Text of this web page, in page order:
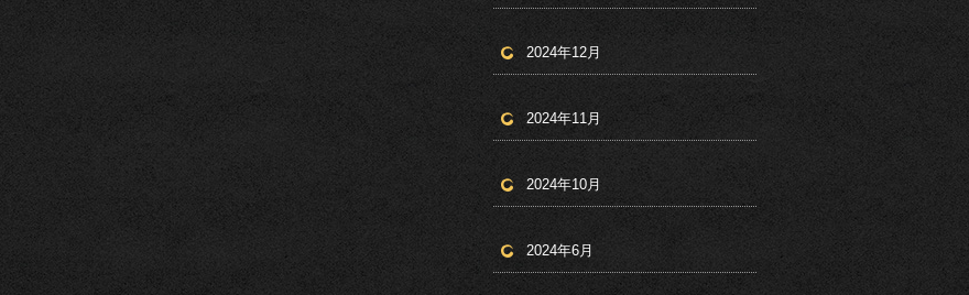
2024年12月
2024年11月
2024年10月
2024年6月